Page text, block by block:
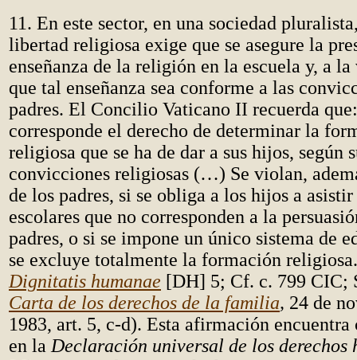
11. En este sector, en una sociedad
libertad religiosa exige que se asegure la
enseñanza de la religión en la escuela y, a
que tal enseñanza sea conforme a las
padres. El Concilio Vaticano II recuerda
corresponde el derecho de determinar la
religiosa que se ha de dar a sus hijos, según
convicciones religiosas (…) Se violan,
de los padres, si se obliga a los hijos a
escolares que no corresponden a la
padres, o si se impone un único sistema de
se excluye totalmente la formación
Dignitatis humanae [DH] 5; Cf. c. 799 CIC;
Carta de los derechos de la familia, 24 de
1983, art. 5, c-d). Esta afirmación encuentra
en la Declaración universal de los derechos